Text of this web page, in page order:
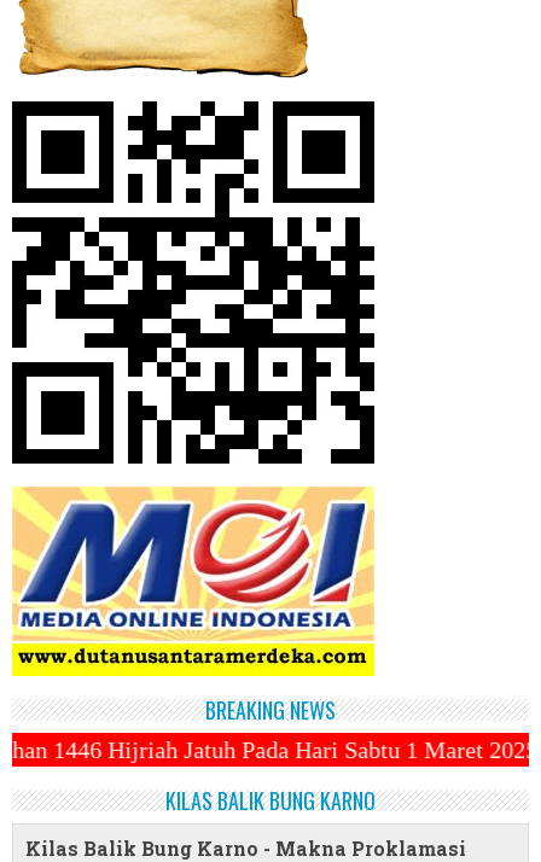
BREAKING NEWS
Pada Hari Sabtu 1 Maret 2025 ~||~ 1 Syawal
KILAS BALIK BUNG KARNO
Kilas Balik Bung Karno - Makna Proklamasi